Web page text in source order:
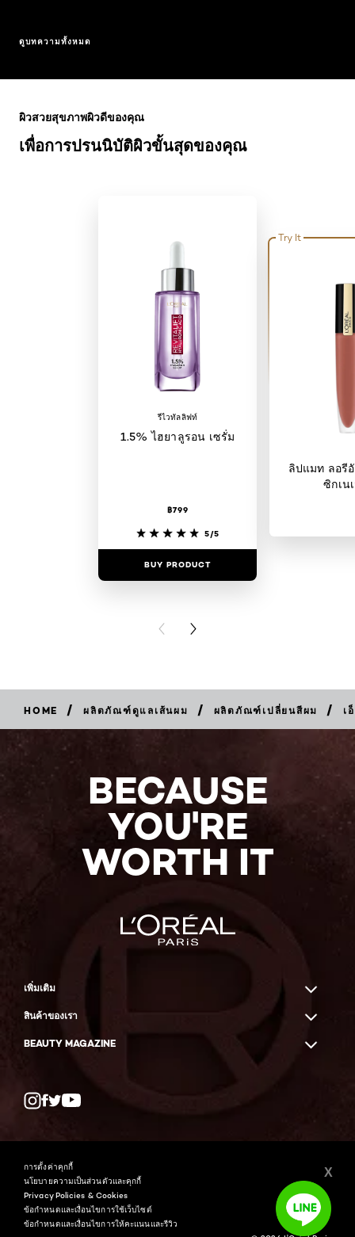
X
ดูบทความทั้งหมด
เพื่อการปรนนิบัติผิวขั้นสุดของคุณ
ผิวสวยสุขภาพผิวดีของคุณ
รีไวทัลลิฟท์
1.5% ไฮยาลูรอน เซรั่ม
฿799
5/5
BUY PRODUCT
Try It
ลิปแมท ลอรี
ซิกเน
PREVIOUS CARD
NEXT CARD
HOME / ผลิตภัณฑ์ดูแลเส้นผม / ผลิตภัณฑ์เปลี่ยนสีผม / เ
NOW
BECAUSE
YOU'RE
WORTH IT
เพิ่มเติม
สินค้าของเรา
BEAUTY MAGAZINE
การตั้งค่าคุกกี้
นโยบายความเป็นส่วนตัวและคุกกี้
Privacy Policies & Cookies
ข้อกำหนดและเงื่อนไขการใช้เว็บไซต์
ข้อกำหนดและเงื่อนไขการให้คะแนนและรีวิว